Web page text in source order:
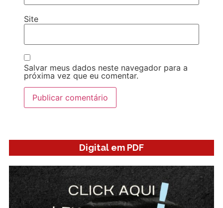
Site
Salvar meus dados neste navegador para a
próxima vez que eu comentar.
Digital em PDF